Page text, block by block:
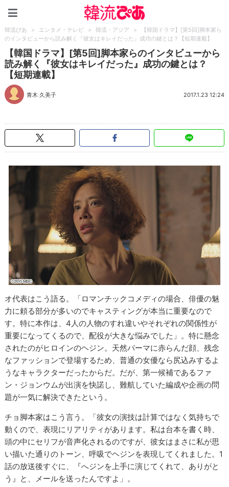
韓流ぴあ > エンタメ・テレビ > 韓流・アジア >
【韓国ドラマ】[第5回]脚本家ら
のインタビューから読み解く『彼女はキレイだった』成功の鍵とは？【短期連載】
【韓国ドラマ】[第5回]脚本家らのインタビューから
読み解く『彼女はキレイだった』成功の鍵とは？
【短期連載】
青木 久美子 2017.1.23 12:24
オ代表はこう語る。「ロマンチックコメディの場合、俳優の魅
力に頼る部分が多いのでキャスティングが本当に重要なので
す。特に本作は、4人の人物のすれ違いやそれぞれの関係性が
重要になってくるので、配役が大きな悩みでした」。特に懸念
されたのがヒロインのヘジン。天然パーマに赤らんだ顔、残念
なファッションで登場するため、普通の女優なら尻込みするよ
うなキャラクターだったからだ。だが、第一候補であるファ
ン・ジョンウムが出演を快諾し、難航していた編成や企画の問
題が一気に解決できたという。
チョ脚本家はこう言う。「彼女の演技は計算ではなく気持ちで
動くので、表現にリアリティがあります。私は台本を書く時、
頭の中にセリフが音声化されるのですが、彼女はまさに私が思
い描いた通りのトーン、呼吸でヘジンを表現してくれました。1
話の放送後すぐに、『へジンを上手に演じてくれて、ありがと
う』と、メールを送ったんですよ」。